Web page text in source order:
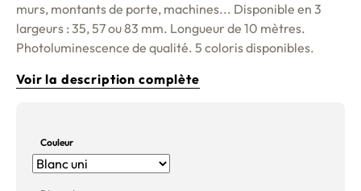
murs, montants de porte, machines... Disponible en 3
largeurs : 35, 57 ou 83 mm. Longueur de 10 mètres.
Photoluminescence de qualité. 5 coloris disponibles.
Voir la description complète
Couleur